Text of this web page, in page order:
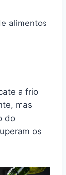
alimentos
a frio
mas
do
os